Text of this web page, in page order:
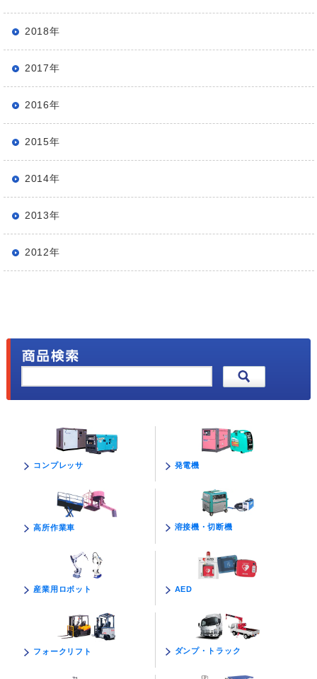
2018年
2017年
2016年
2015年
2014年
2013年
2012年
コンプレッサ 発電機
高所作業車 溶接機・切断機
産業用ロボット AED
フォークリフト ダンプ・トラック